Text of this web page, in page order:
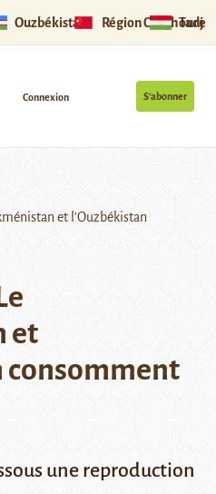
Ouzbékistan Région Ouïghoure
S’abonner
Connexion
et l’Ouzbékistan
et
consomment
une reproduction